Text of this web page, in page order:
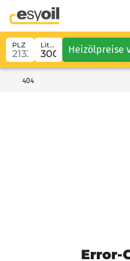
PLZ Liter Heizölpreise
404
Error-